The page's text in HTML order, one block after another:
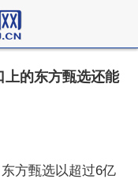
上的东方甄选还能
方甄选以超过6亿